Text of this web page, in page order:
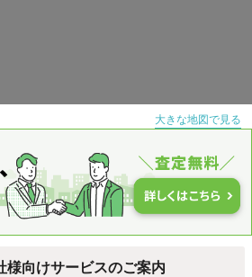
大きな地図で見る
様向けサービスのご案内